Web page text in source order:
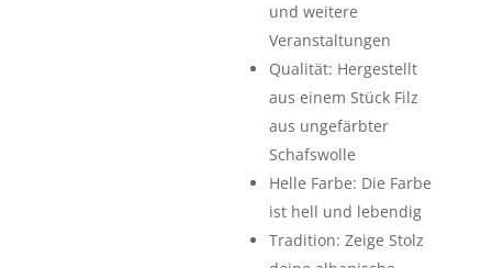
und weitere
Veranstaltungen
Qualität: Hergestellt
aus einem Stück Filz
aus ungefärbter
Schafswolle
Helle Farbe: Die Farbe
ist hell und lebendig
Tradition: Zeige Stolz